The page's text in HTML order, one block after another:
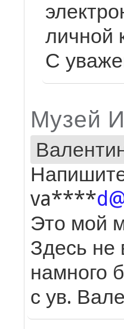
личной
С
Музей
va****
Это мой
Здесь не
намного
с ув.